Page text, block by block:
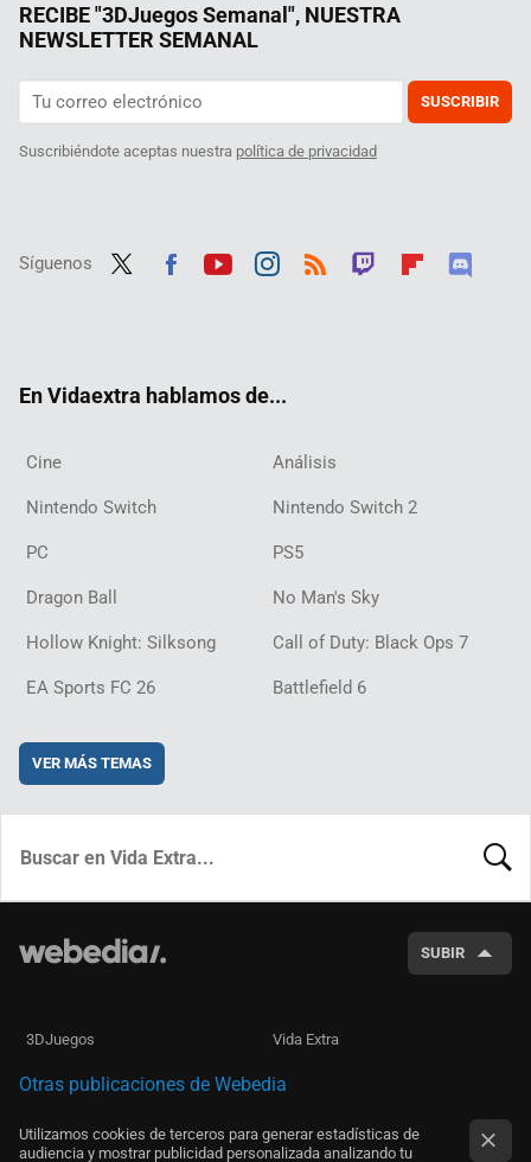
RECIBE "3DJuegos Semanal", NUESTRA
NEWSLETTER SEMANAL
SUSCRIBIR
Suscribiéndote aceptas nuestra política de privacidad
Síguenos
En Vidaextra hablamos de...
Cine Análisis
Nintendo Switch Nintendo Switch 2
PC PS5
Dragon Ball No Man's Sky
Hollow Knight: Silksong Call of Duty: Black Ops 7
EA Sports FC 26 Battlefield 6
VER MÁS TEMAS
SUBIR
3DJuegos Vida Extra
Otras publicaciones de Webedia
Utilizamos cookies de terceros para generar estadísticas de
audiencia y mostrar publicidad personalizada analizando tu